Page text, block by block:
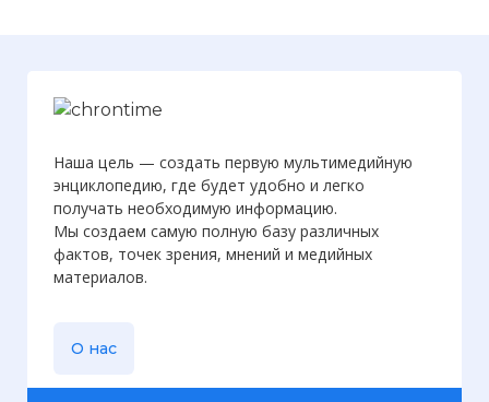
Наша цель — создать первую мультимедийную
энциклопедию, где будет удобно и легко
получать необходимую информацию.
Мы создаем самую полную базу различных
фактов, точек зрения, мнений и медийных
материалов.
О нас